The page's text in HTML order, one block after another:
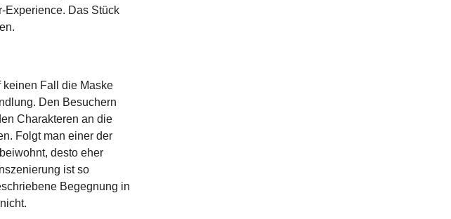
Experience. Das Stück
keinen Fall die Maske
Den Besuchern
Charakteren an die
Folgt man einer der
desto eher
ist so
Begegnung in